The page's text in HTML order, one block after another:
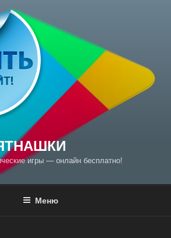
игры — онлайн бесплатно!
Меню